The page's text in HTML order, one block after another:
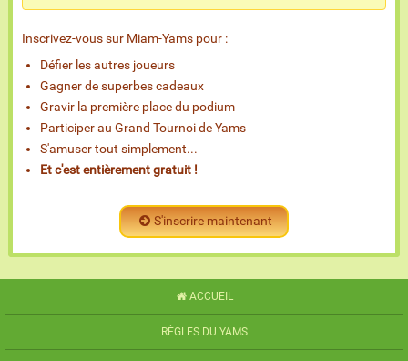
Inscrivez-vous sur Miam-Yams pour :
Défier les autres joueurs
Gagner de superbes cadeaux
Gravir la première place du podium
Participer au Grand Tournoi de Yams
S'amuser tout simplement...
Et c'est entièrement gratuit !
S'inscrire maintenant
ACCUEIL
RÈGLES DU YAMS